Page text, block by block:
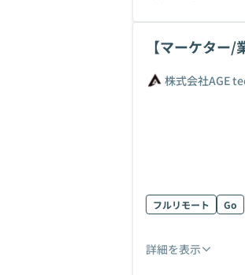
【マーケター
株式会社AGE
フルリモート Go
詳細を表示